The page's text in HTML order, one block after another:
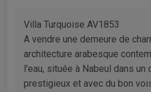
Villa Turquoise AV1853
A vendre une demeure de
architecture arabesque
l'eau, située à Nabeul dans un
prestigieux et avec du bon